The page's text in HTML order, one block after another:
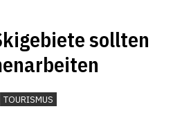
sollten
TOURISMUS